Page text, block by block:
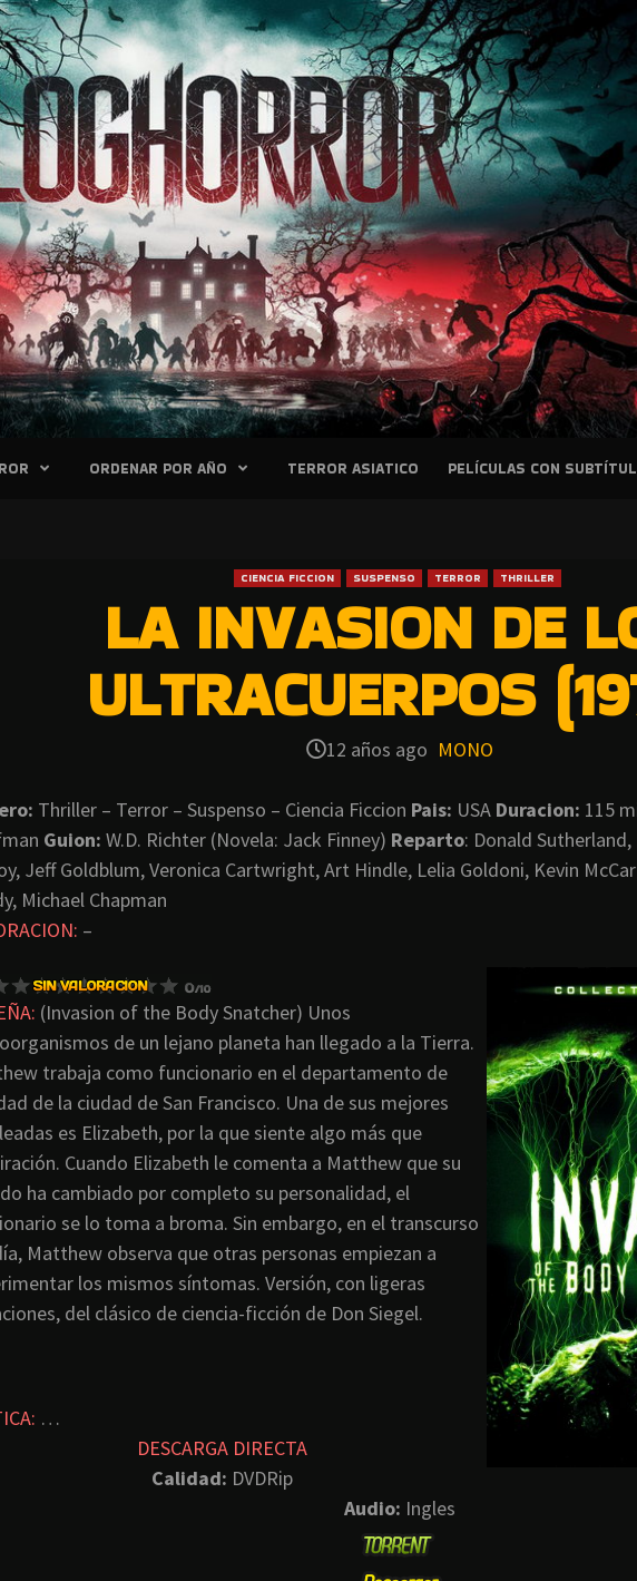
ORDENAR POR AÑO TERROR ASIATICO PELÍCULAS CON
CIENCIA FICCION SUSPENSO TERROR THRILLER
LA INVASION DE
ULTRACUERPOS
12 años ago MONO
Thriller – Terror – Suspenso – Ciencia Ficcion Pais: USA Duracion: 115
Guion: W.D. Richter (Novela: Jack Finney) Reparto: Donald
Jeff Goldblum, Veronica Cartwright, Art Hindle, Lelia Goldoni, Kevin
Michael Chapman
–
(Invasion of the Body Snatcher) Unos
de un lejano planeta han llegado a la Tierra.
trabaja como funcionario en el departamento de
de la ciudad de San Francisco. Una de sus mejores
es Elizabeth, por la que siente algo más que
Cuando Elizabeth le comenta a Matthew que su
ha cambiado por completo su personalidad, el
se lo toma a broma. Sin embargo, en el transcurso
Matthew observa que otras personas empiezan a
los mismos síntomas. Versión, con ligeras
del clásico de ciencia-ficción de Don Siegel.
…
DESCARGA DIRECTA
Calidad: DVDRip
Audio: Ingles